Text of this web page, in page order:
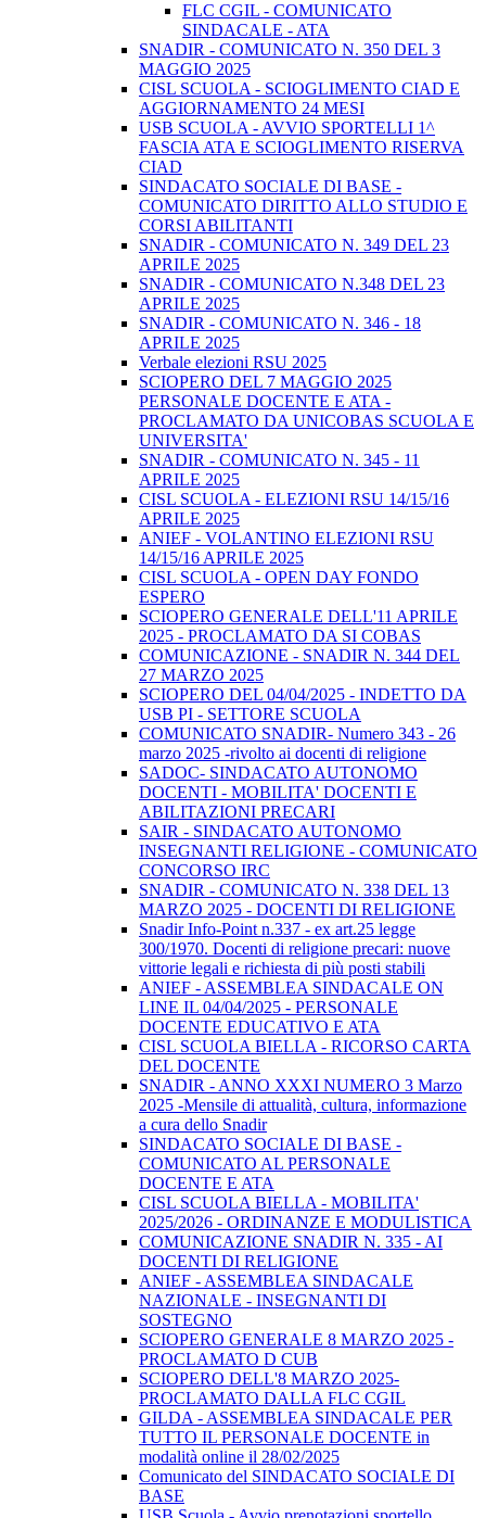
FLC CGIL - COMUNICATO
SINDACALE - ATA
SNADIR - COMUNICATO N. 350 DEL 3
MAGGIO 2025
CISL SCUOLA - SCIOGLIMENTO CIAD E
AGGIORNAMENTO 24 MESI
USB SCUOLA - AVVIO SPORTELLI 1^
FASCIA ATA E SCIOGLIMENTO RISERVA
CIAD
SINDACATO SOCIALE DI BASE -
COMUNICATO DIRITTO ALLO STUDIO E
CORSI ABILITANTI
SNADIR - COMUNICATO N. 349 DEL 23
APRILE 2025
SNADIR - COMUNICATO N.348 DEL 23
APRILE 2025
SNADIR - COMUNICATO N. 346 - 18
APRILE 2025
Verbale elezioni RSU 2025
SCIOPERO DEL 7 MAGGIO 2025
PERSONALE DOCENTE E ATA -
PROCLAMATO DA UNICOBAS SCUOLA E
UNIVERSITA'
SNADIR - COMUNICATO N. 345 - 11
APRILE 2025
CISL SCUOLA - ELEZIONI RSU 14/15/16
APRILE 2025
ANIEF - VOLANTINO ELEZIONI RSU
14/15/16 APRILE 2025
CISL SCUOLA - OPEN DAY FONDO
ESPERO
SCIOPERO GENERALE DELL'11 APRILE
2025 - PROCLAMATO DA SI COBAS
COMUNICAZIONE - SNADIR N. 344 DEL
27 MARZO 2025
SCIOPERO DEL 04/04/2025 - INDETTO DA
USB PI - SETTORE SCUOLA
COMUNICATO SNADIR- Numero 343 - 26
marzo 2025 -rivolto ai docenti di religione
SADOC- SINDACATO AUTONOMO
DOCENTI - MOBILITA' DOCENTI E
ABILITAZIONI PRECARI
SAIR - SINDACATO AUTONOMO
INSEGNANTI RELIGIONE - COMUNICATO
CONCORSO IRC
SNADIR - COMUNICATO N. 338 DEL 13
MARZO 2025 - DOCENTI DI RELIGIONE
Snadir Info-Point n.337 - ex art.25 legge
300/1970. Docenti di religione precari: nuove
vittorie legali e richiesta di più posti stabili
ANIEF - ASSEMBLEA SINDACALE ON
LINE IL 04/04/2025 - PERSONALE
DOCENTE EDUCATIVO E ATA
CISL SCUOLA BIELLA - RICORSO CARTA
DEL DOCENTE
SNADIR - ANNO XXXI NUMERO 3 Marzo
2025 -Mensile di attualità, cultura, informazione
a cura dello Snadir
SINDACATO SOCIALE DI BASE -
COMUNICATO AL PERSONALE
DOCENTE E ATA
CISL SCUOLA BIELLA - MOBILITA'
2025/2026 - ORDINANZE E MODULISTICA
COMUNICAZIONE SNADIR N. 335 - AI
DOCENTI DI RELIGIONE
ANIEF - ASSEMBLEA SINDACALE
NAZIONALE - INSEGNANTI DI
SOSTEGNO
SCIOPERO GENERALE 8 MARZO 2025 -
PROCLAMATO D CUB
SCIOPERO DELL'8 MARZO 2025-
PROCLAMATO DALLA FLC CGIL
GILDA - ASSEMBLEA SINDACALE PER
TUTTO IL PERSONALE DOCENTE in
modalità online il 28/02/2025
Comunicato del SINDACATO SOCIALE DI
BASE